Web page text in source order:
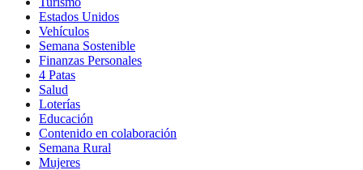
Estados Unidos
Vehículos
Semana Sostenible
Finanzas Personales
4 Patas
Salud
Loterías
Educación
Contenido en colaboración
Semana Rural
Mujeres